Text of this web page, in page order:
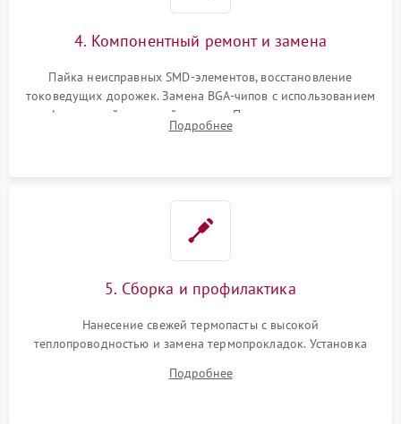
4. Компонентный ремонт и замена
Пайка неисправных SMD-элементов, восстановление
токоведущих дорожек. Замена BGA-чипов с использованием
инфракрасной паяльной станции. Прошивка микросхемы
BIOS или замена поврежденных портов USB
Подробнее
5. Сборка и профилактика
Нанесение свежей термопасты с высокой
теплопроводностью и замена термопрокладок. Установка
шлейфов, модулей памяти и накопителей. Предварительная
Подробнее